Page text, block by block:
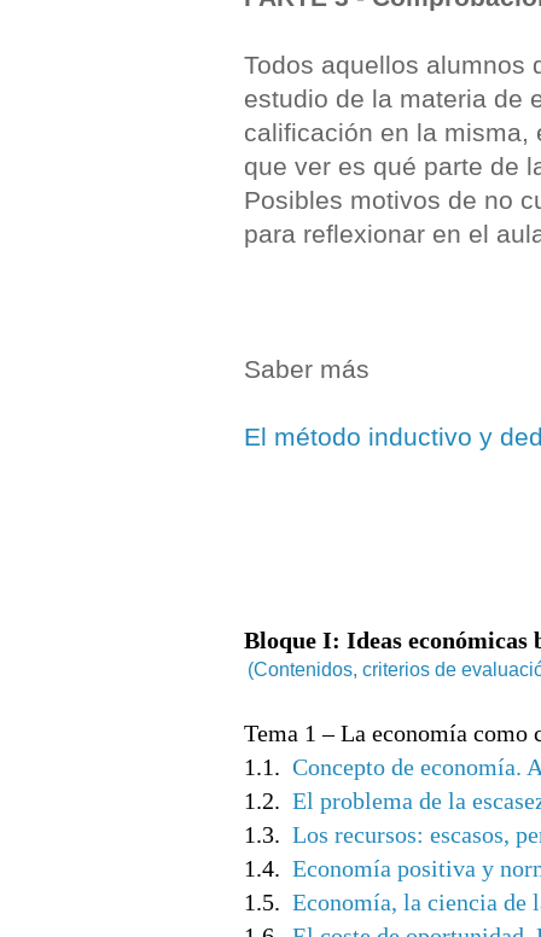
Todos aquellos alumnos
estudio de la materia de
calificación en la misma,
que ver es qué parte de
Posibles motivos de no
para reflexionar en el
Saber más
El método inductivo y
Bloque I: Ideas económicas
(Contenidos, criterios de
Tema 1 – La economía como
1.1. Concepto de economía.
1.2. El problema de la
1.3. Los recursos: escasos,
1.4. Economía positiva y
1.5. Economía, la ciencia de